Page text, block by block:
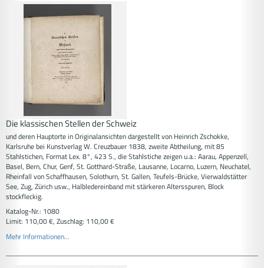
Die klassischen Stellen der Schweiz
und deren Hauptorte in Originalansichten dargestellt von Heinrich Zschokke,
Karlsruhe bei Kunstverlag W. Creuzbauer 1838, zweite Abtheilung, mit 85
Stahlstichen, Format Lex. 8°, 423 S., die Stahlstiche zeigen u.a.: Aarau, Appenzell,
Basel, Bern, Chur, Genf, St. Gotthard-Straße, Lausanne, Locarno, Luzern, Neuchatel,
Rheinfall von Schaffhausen, Solothurn, St. Gallen, Teufels-Brücke, Vierwaldstätter
See, Zug, Zürich usw., Halbledereinband mit stärkeren Altersspuren, Block
stockfleckig.
Katalog-Nr.: 1080
Limit: 110,00 €, Zuschlag: 110,00 €
Mehr Informationen...